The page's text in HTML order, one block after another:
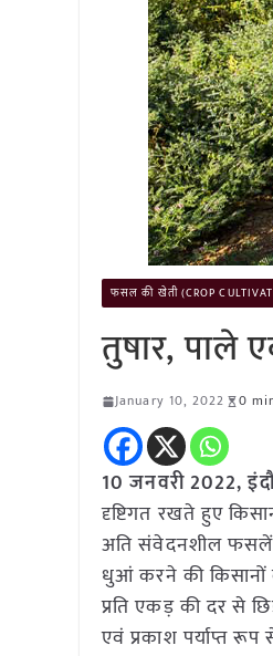
फसल की खेती (CROP
तुषार, पाले
January 10, 2022 0
10 जनवरी 2022,
दृष्टिगत रखते हुए
अति संवेदनशील फसलें
धुआं करने की किसानों
प्रति एकड़ की दर से
एवं प्रकाश पर्याप्त